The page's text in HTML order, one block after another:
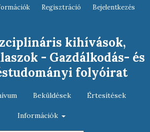
kihívások,
- Gazdálkodás- és
folyóirat
Beküldések Értesítések
Információk
Regisztráció Bejelentkezés